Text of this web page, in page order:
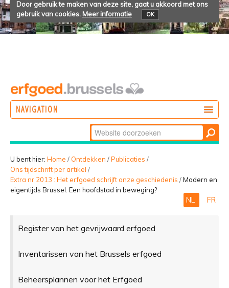
Door gebruik te maken van deze site, gaat u akkoord met ons
gebruik van cookies. Meer informatie OK
NAVIGATION
BELEVEN
Zoek
Geavanceerd
zoeken...
U bent hier: Home / Ontdekken /Publicaties /
Ons tijdschrift per artikel /
Extra nr 2013 : Het erfgoed schrijft onze geschiedenis /Modern en
eigentijds Brussel. Een hoofdstad in beweging?
NL FR
Register van het gevrijwaard erfgoed
Inventarissen van het Brussels erfgoed
Beheersplannen voor het Erfgoed